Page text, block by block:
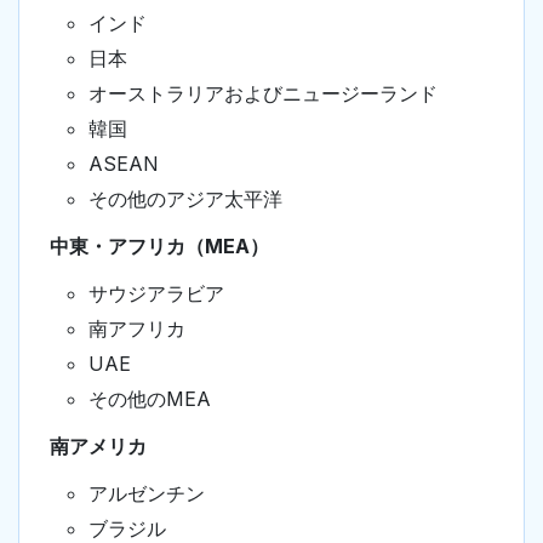
インド
日本
オーストラリアおよびニュージーランド
韓国
ASEAN
その他のアジア太平洋
中東・アフリカ（MEA）
サウジアラビア
南アフリカ
UAE
その他のMEA
南アメリカ
アルゼンチン
ブラジル